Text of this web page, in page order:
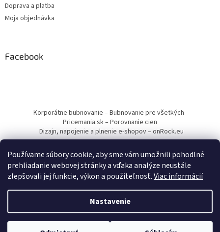
Používame súbory cookie, aby sme vám umožnili pohodlné
prehliadanie webovej stránky a vďaka analýze neustále
zlepšovali jej funkcie, výkon a použiteľnosť.Viac informácií
Nastavenie
Doprava a platba
Moja objednávka
Facebook
Korporátne bubnovanie – Bubnovanie pre všetkých
Pricemania.sk – Porovnanie cien
Dizajn, napojenie a plnenie e-shopov – onRock.eu
Copyright 2026Drumbľa – Etnické nástroje a muzikoterapia.